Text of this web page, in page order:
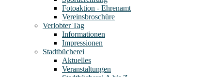
Fotoaktion - Ehrenamt
Vereinsbroschüre
Verlobter Tag
Informationen
Impressionen
Stadtbücherei
Aktuelles
Veranstaltungen